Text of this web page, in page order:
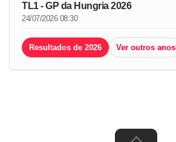
TL1 - GP da Hungria 2026
24/07/2026 08:30
Resultados de 2026 Ver outros anos